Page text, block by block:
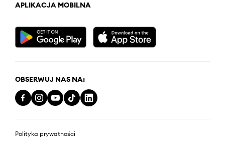
APLIKACJA MOBILNA
OBSERWUJ NAS NA:
Polityka prywatności